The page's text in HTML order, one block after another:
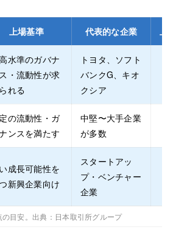
上場基準 代表的な企業 上
水準のガバナ
・流動性が求
れる
トヨタ、ソフト
バンクG、キオ
クシア
の流動性・ガ
ンスを満たす
中堅〜大手企業
が多数
成長可能性を
新興企業向け
スタートアッ
プ・ベンチャー
企業
目安。出典：日本取引所グループ